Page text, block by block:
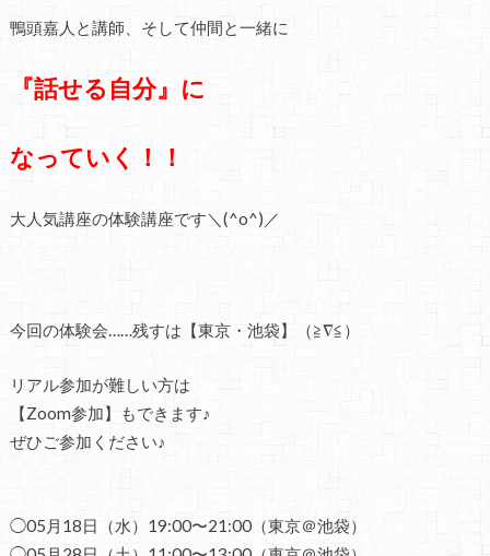
鴨頭嘉人と講師、そして仲間と一緒に
『話せる自分』に
なっていく！！
大人気講座の体験講座です＼(^o^)／
今回の体験会……残すは【東京・池袋】（≧∇≦）
リアル参加が難しい方は
【Zoom参加】もできます♪
ぜひご参加ください♪
◯05月18日（水）19:00〜21:00（東京＠池袋）